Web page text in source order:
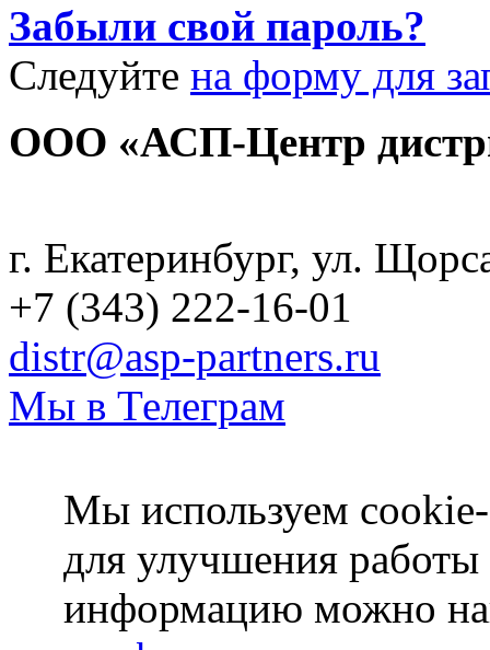
Забыли свой пароль?
Следуйте на форму для
ООО «АСП-Центр
г. Екатеринбург, ул.
+7 (343) 222-16-01
distr@asp-partners.ru
Мы в Телеграм
Мы используем
для улучшения
информацию можно